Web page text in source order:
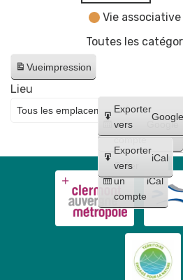
Vie associative
Toutes les
Vueimpression
Créer
un
compte
Google
Créer
un
compte
iCal
Exporter
vers
Google
Exporter
vers
iCal
Lieu